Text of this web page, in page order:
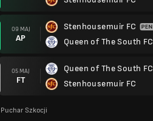
09 MAJ
AP
Stenhousemuir FC
Queen of The South FC
05 MAJ
FT
Queen of The South FC
Stenhousemuir FC
Puchar Szkocji